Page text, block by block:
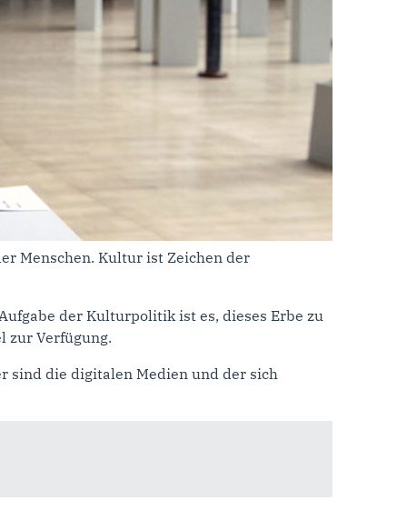
Menschen. Kultur ist Zeichen der
der Kulturpolitik ist es, dieses Erbe zu
zur Verfügung.
sind die digitalen Medien und der sich